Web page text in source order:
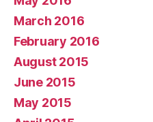
March 2016
February 2016
August 2015
June 2015
May 2015